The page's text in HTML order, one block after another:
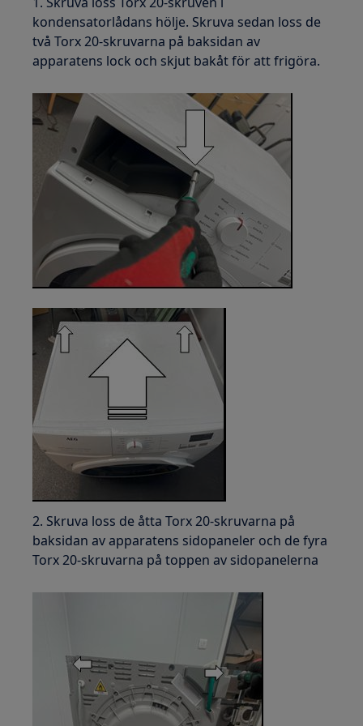
kondensatorlådans hölje. Skruva sedan loss de
två Torx 20-skruvarna på baksidan av
apparatens lock och skjut bakåt för att frigöra.
2. Skruva loss de åtta Torx 20-skruvarna på
baksidan av apparatens sidopaneler och de fyra
Torx 20-skruvarna på toppen av sidopanelerna